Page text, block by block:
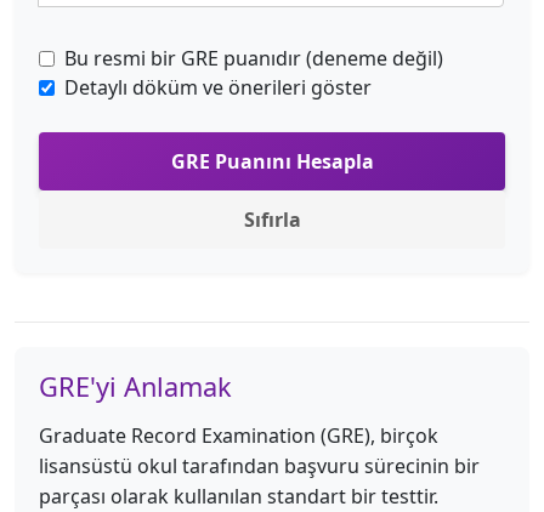
Bu resmi bir GRE puanıdır (deneme değil)
Detaylı döküm ve önerileri göster
GRE Puanını Hesapla
Sıfırla
GRE'yi Anlamak
Graduate Record Examination (GRE), birçok
lisansüstü okul tarafından başvuru sürecinin bir
parçası olarak kullanılan standart bir testtir.